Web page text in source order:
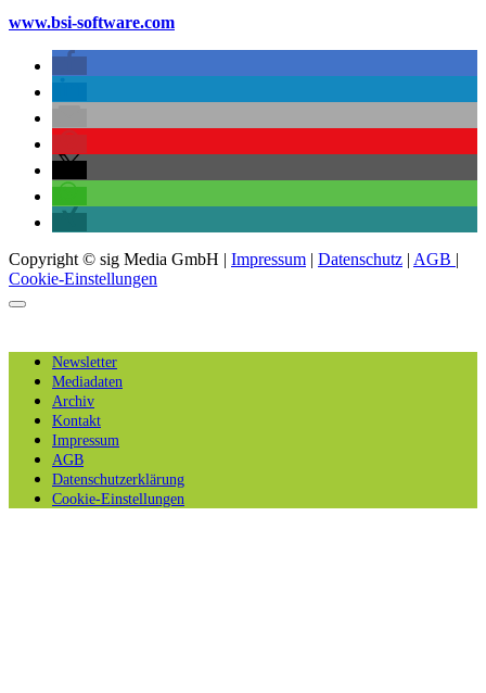
www.bsi-software.com
Copyright © sig Media GmbH | Impressum | Datenschutz | AGB |
Cookie-Einstellungen
Newsletter
Mediadaten
Archiv
Kontakt
Impressum
AGB
Datenschutzerklärung
Cookie-Einstellungen